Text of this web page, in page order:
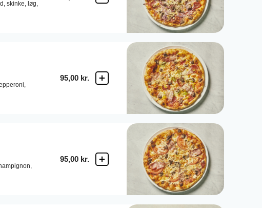
skinke, løg,
95,00 kr.
95,00 kr.